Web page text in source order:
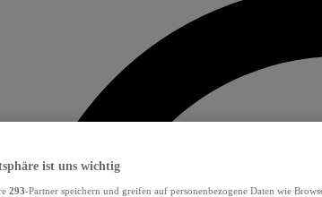
ist uns wichtig
293-Partner speichern und greifen auf personenbezogene Daten wie